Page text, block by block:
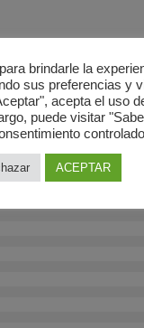
(0)
brindarle la
sus preferencias y
acepta el uso
puede visitar
ACEPTAR